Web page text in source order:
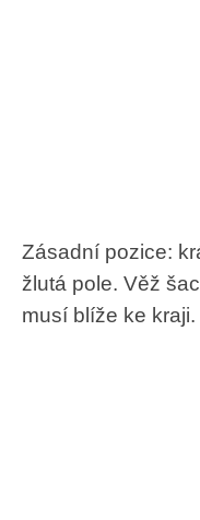
2010/11 –
2009/10 –
Zásadní pozice:
žlutá pole. Věž
musí blíže ke kraji.